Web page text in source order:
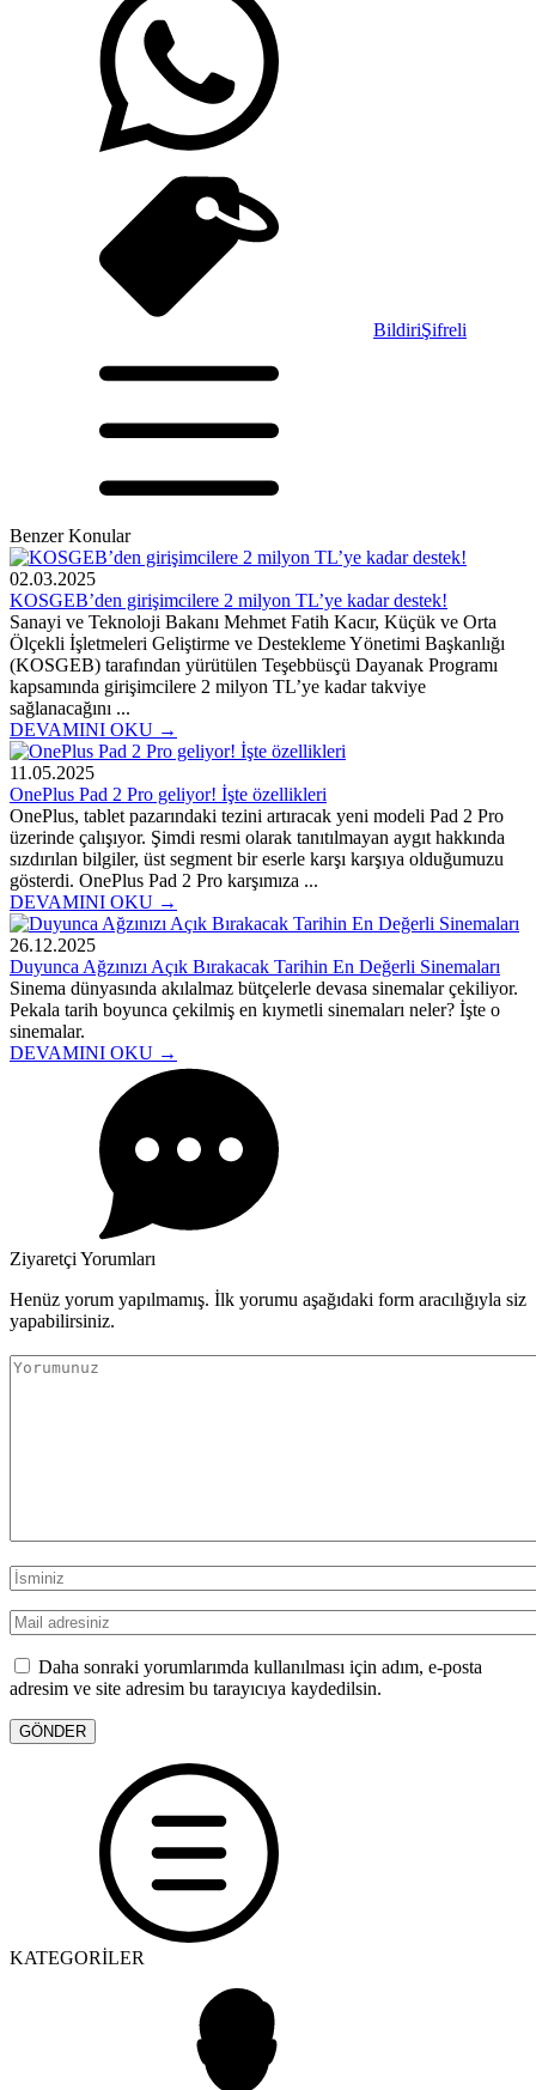
BildiriŞifreli
Benzer Konular
02.03.2025
KOSGEB’den girişimcilere 2 milyon TL’ye kadar destek!
Sanayi ve Teknoloji Bakanı Mehmet Fatih Kacır, Küçük ve Orta
Ölçekli İşletmeleri Geliştirme ve Destekleme Yönetimi Başkanlığı
(KOSGEB) tarafından yürütülen Teşebbüsçü Dayanak Programı
kapsamında girişimcilere 2 milyon TL’ye kadar takviye
sağlanacağını ...
DEVAMINI OKU →
11.05.2025
OnePlus Pad 2 Pro geliyor! İşte özellikleri
OnePlus, tablet pazarındaki tezini artıracak yeni modeli Pad 2 Pro
üzerinde çalışıyor. Şimdi resmi olarak tanıtılmayan aygıt hakkında
sızdırılan bilgiler, üst segment bir eserle karşı karşıya olduğumuzu
gösterdi. OnePlus Pad 2 Pro karşımıza ...
DEVAMINI OKU →
26.12.2025
Duyunca Ağzınızı Açık Bırakacak Tarihin En Değerli Sinemaları
Sinema dünyasında akılalmaz bütçelerle devasa sinemalar çekiliyor.
Pekala tarih boyunca çekilmiş en kıymetli sinemaları neler? İşte o
sinemalar.
DEVAMINI OKU →
Ziyaretçi Yorumları
Henüz yorum yapılmamış. İlk yorumu aşağıdaki form aracılığıyla siz
yapabilirsiniz.
Daha sonraki yorumlarımda kullanılması için adım, e-posta
adresim ve site adresim bu tarayıcıya kaydedilsin.
KATEGORİLER